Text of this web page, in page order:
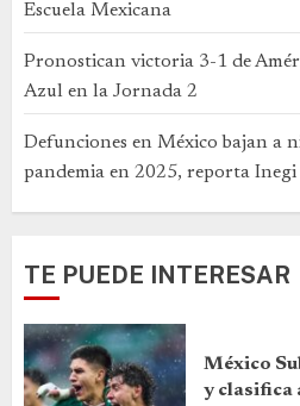
Escuela Mexicana
Pronostican victoria 3-1 de
Azul en la Jornada 2
Defunciones en México bajan a
pandemia en 2025, reporta Inegi
TE PUEDE INTERESAR
México
y clasifica